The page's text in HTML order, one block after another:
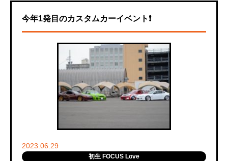
今年1発目のカスタムカーイベント❗️
2023.06.29
初生 FOCUS Love